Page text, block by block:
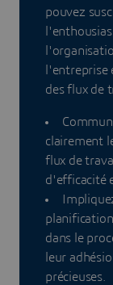
pouvez
des flux de
clairement
flux de
d'efficacité
dans le
leur
précieuses.